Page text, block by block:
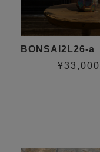
BONSAI2L26-a
¥33,000